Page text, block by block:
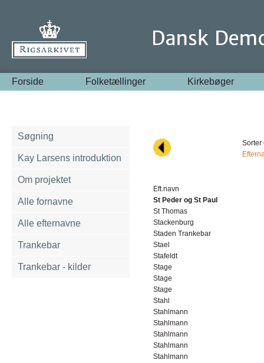
Forside Folketællinger Kirkebøger
Søgning
Kay Larsens introduktion
Om projektet
Alle fornavne
Alle efternavne
Trankebar
Trankebar - kilder
Sorter
Eft.navn
St Peder og St Paul
St Thomas
Stackenburg
Staden Trankebar
Stael
Stafeldt
Stage
Stage
Stage
Stahl
Stahlmann
Stahlmann
Stahlmann
Stahlmann
Stahlmann